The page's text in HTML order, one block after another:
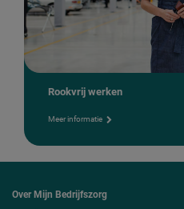
Rookvrij werken
Meer informatie
Over Mijn Bedrijfszorg